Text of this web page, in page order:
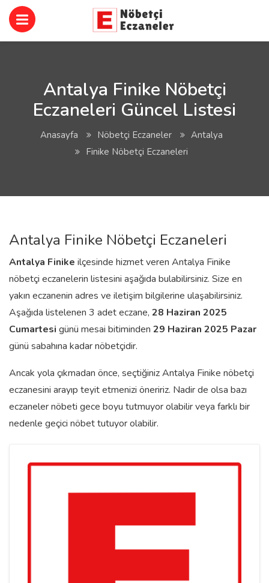
Antalya Finike Nöbetçi
Eczaneleri Güncel Listesi
Anasayfa Nöbetçi Eczaneler
Antalya
Finike Nöbetçi Eczaneleri
Antalya Finike Nöbetçi Eczaneleri
Antalya Finike ilçesinde hizmet veren Antalya Finike
nöbetçi eczanelerin listesini aşağıda bulabilirsiniz. Size en
yakın eczanenin adres ve iletişim bilgilerine ulaşabilirsiniz.
Aşağıda listelenen 3 adet eczane, 28 Haziran 2025
Cumartesi günü mesai bitiminden 29 Haziran 2025 Pazar
günü sabahına kadar nöbetçidir.
Ancak yola çıkmadan önce, seçtiğiniz Antalya Finike nöbetçi
eczanesini arayıp teyit etmenizi öneririz. Nadir de olsa bazı
eczaneler nöbeti gece boyu tutmuyor olabilir veya farklı bir
nedenle geçici nöbet tutuyor olabilir.